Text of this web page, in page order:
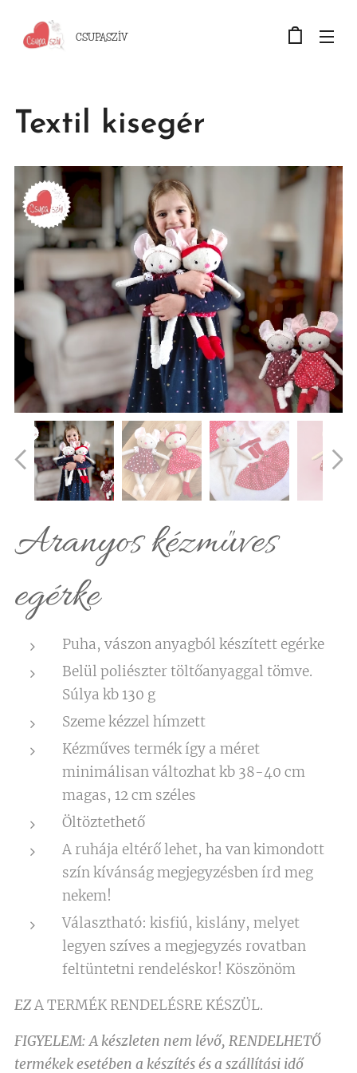
CSUPASZÍV
Textil kisegér
Aranyos kézműves
egérke
Puha, vászon anyagból készített egérke
Belül poliészter töltőanyaggal tömve.
Súlya kb 130 g
Szeme kézzel hímzett
Kézműves termék így a méret
minimálisan változhat kb 38-40 cm
magas, 12 cm széles
Öltöztethető
A ruhája eltérő lehet, ha van kimondott
szín kívánság megjegyzésben írd meg
nekem!
Választható: kisfiú, kislány, melyet
legyen szíves a megjegyzés rovatban
feltüntetni rendeléskor! Köszönöm
EZA TERMÉK RENDELÉSRE KÉSZÜL.
FIGYELEM: A készleten nem lévő, RENDELHETŐ
termékek esetében a készítés és a szállítási idő